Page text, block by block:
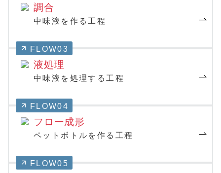
調合
中味液を作る工程
FLOW03
液処理
中味液を処理する工程
FLOW04
フロー成形
ペットボトルを作る工程
FLOW05